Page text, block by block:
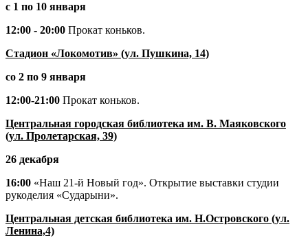
с 1 по 10 января
12:00 - 20:00 Прокат коньков.
Стадион «Локомотив» (ул. Пушкина, 14)
со 2 по 9 января
12:00-21:00 Прокат коньков.
Центральная городская библиотека им. В. Маяковского
(ул. Пролетарская, 39)
26 декабря
16:00 «Наш 21-й Новый год». Открытие выставки студии
рукоделия «Сударыни».
Центральная детская библиотека им. Н.Островского (ул.
Ленина,4)